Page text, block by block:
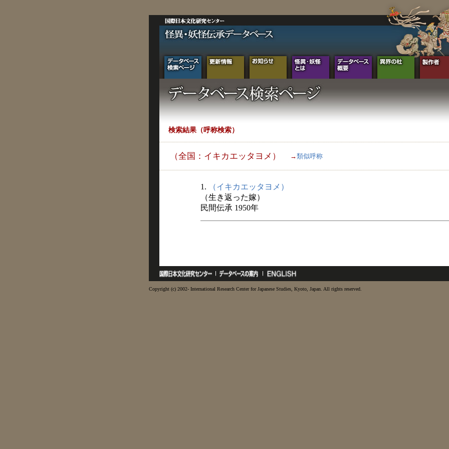
検索結果（呼称検索）
（全国：イキカエッタヨメ） →類似呼称
1.
（イキカエッタヨメ）
（生き返った嫁）
民間伝承 1950年
Copyright (c) 2002- International Research Center for Japanese Studies, Kyoto, Japan. All rights reserved.